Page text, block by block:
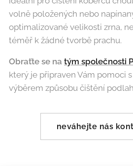
volně položených nebo
optimalizované velikosti zrna,
téměř k žádné tvorbě prachu.
Obraťte se na tým společnosti
který je připraven Vám pomoci
výběrem způsobu čištění
neváhejte nás